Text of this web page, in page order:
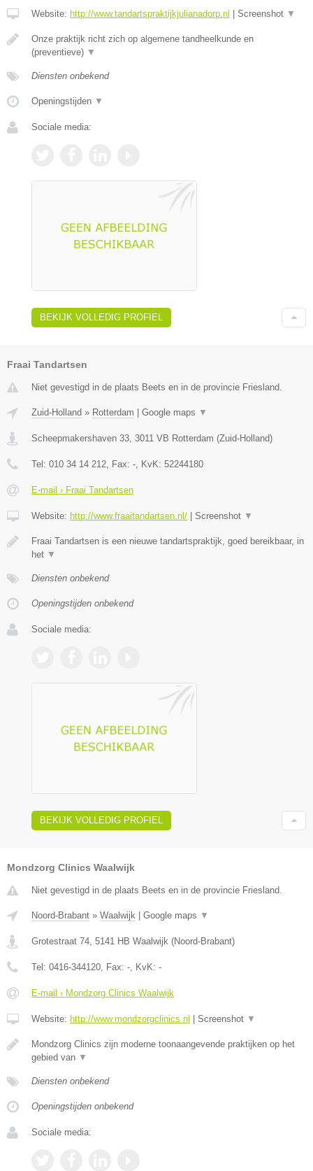
Website: http://www.tandartspraktijkjulianadorp.nl Screenshot ▼
Onze praktijk richt zich op algemene tandheelkunde en
(preventieve) ▼
Diensten onbekend
Openingstijden ▼
Sociale media:
BEKIJK VOLLEDIG PROFIEL
Fraai Tandartsen
Niet gevestigd in de plaats Beets en in de provincie Friesland.
Zuid-Holland » Rotterdam Google maps ▼
Scheepmakershaven 33, 3011 VB Rotterdam (Zuid-Holland)
Tel: 010 34 14 212, Fax: -, KvK: 52244180
E-mail › Fraai Tandartsen
Website: http://www.fraaitandartsen.nl/ Screenshot ▼
Fraai Tandartsen is een nieuwe tandartspraktijk, goed bereikbaar, in
het ▼
Diensten onbekend
Openingstijden onbekend
Sociale media:
BEKIJK VOLLEDIG PROFIEL
Mondzorg Clinics Waalwijk
Niet gevestigd in de plaats Beets en in de provincie Friesland.
Noord-Brabant » Waalwijk Google maps ▼
Grotestraat 74, 5141 HB Waalwijk (Noord-Brabant)
Tel: 0416-344120, Fax: -, KvK: -
E-mail › Mondzorg Clinics Waalwijk
Website: http://www.mondzorgclinics.nl Screenshot ▼
Mondzorg Clinics zijn moderne toonaangevende praktijken op het
gebied van ▼
Diensten onbekend
Openingstijden onbekend
Sociale media: